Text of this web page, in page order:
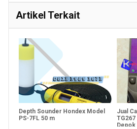
Artikel Terkait
Depth Sounder Hondex Model
PS-7FL 50 m
Jual
TG267
Depok